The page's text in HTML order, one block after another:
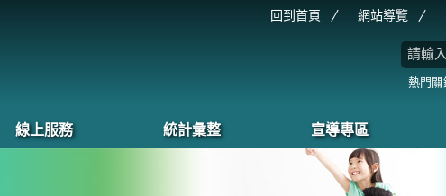
回到首頁 網站導覽
線上服務 統計彙整 宣導專區